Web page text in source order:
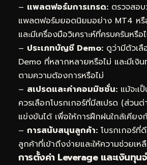
– แพลตฟอร์มการเทรด: ตรวจสอ
แพลตฟอร์มยอดนิยมอย่าง MT4 หรื
และมีเครื่องมือวิเคราะห์ที่ครบครันหรือ
– ประเภทบัญชี Demo: ดูว่ามีตัวเ
Demo ที่หลากหลายหรือไม่ และมีเงิน
ตามความต้องการหรือไม่
– สเปรดและค่าคอมมิชชั่น: แม้จะ
ควรเลือกโบรกเกอร์ที่มีสเปรด (ส่วน
แข่งขันได้ เพื่อให้การฝึกฝนใกล้เคียง
– การสนับสนุนลูกค้า: โบรกเกอร์ที่
ลูกค้าที่เข้าถึงง่ายและให้ความช่วยเห
การตั้งค่า Leverage และเงินทุน